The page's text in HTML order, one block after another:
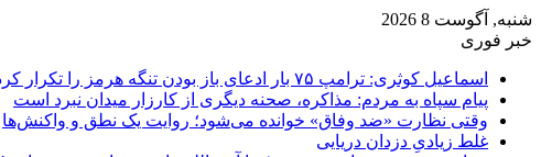
شنبه, آگوست 8 2026
خبر فوری
اسماعیل کوثری: ترامپ ۷۵ بار ادعای باز بودن تنگه هرمز را تکرار کرده
پیام سپاه به مردم: مذاکره، صحنه دیگری از کارزار میدان نبرد است
وقتی نظارت «ضد وفاق» خوانده می‌شود؛ روایت یک نطق و واکنش‌ها
غلط زیادیِ دزدان دریایی